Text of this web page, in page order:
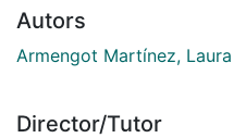
Autors
Armengot Martínez, Laura
Director/Tutor